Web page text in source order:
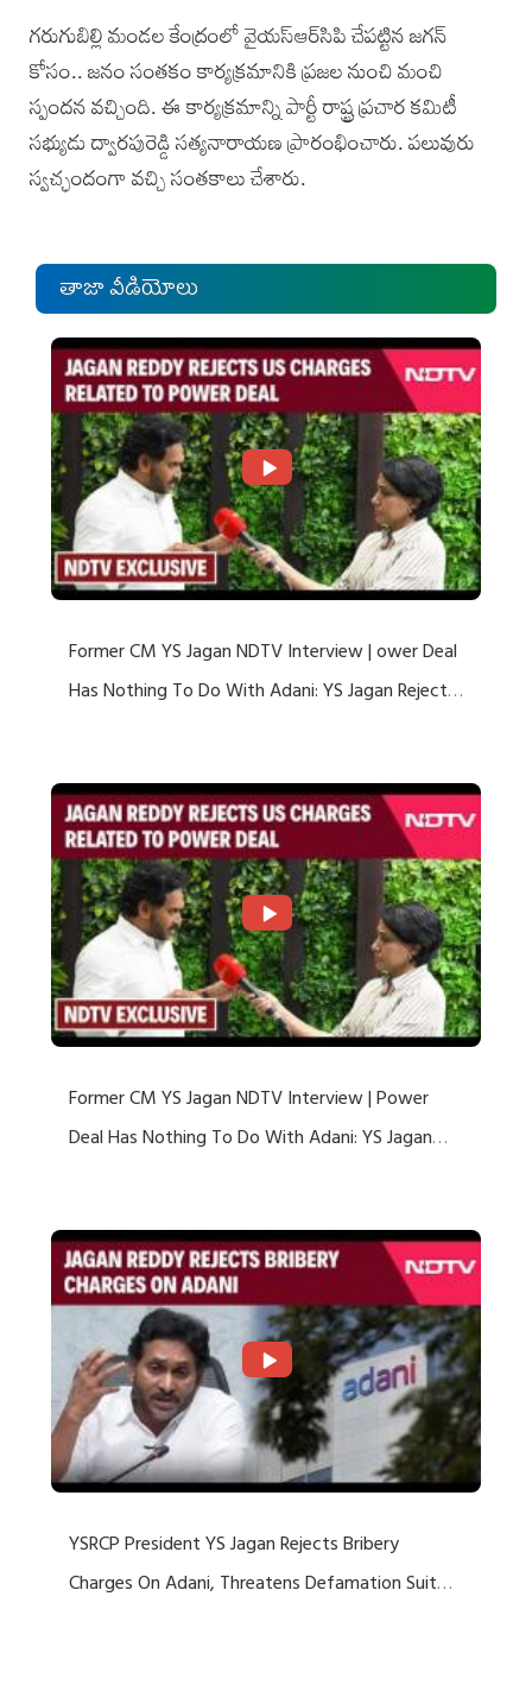
గరుగుబిల్లి మండల కేంద్రంలో వైయస్‌ఆర్‌సిపి చేపట్టిన జగ‌న్
కోసం.. జనం సంతకం కార్యక్రమానికి ప్రజల నుంచి‌ మంచి
స్పందన‌ వచ్చింది. ఈ కార్యక్రమాన్ని పార్టీ రాష్ట్ర ప్రచార కమిటీ
సభ్యుడు ద్వారపురెడ్డి సత్యనారాయణ ప్రారంభించారు. పలువురు
స్వచ్ఛందంగా వచ్చి సంతకాలు చేశారు.
తాజా వీడియోలు
Former CM YS Jagan NDTV Interview | ower Deal
Has Nothing To Do With Adani: YS Jagan Rejects
Former CM YS Jagan NDTV Interview | Power
Deal Has Nothing To Do With Adani: YS Jagan
YSRCP President YS Jagan Rejects Bribery
Charges On Adani, Threatens Defamation Suit